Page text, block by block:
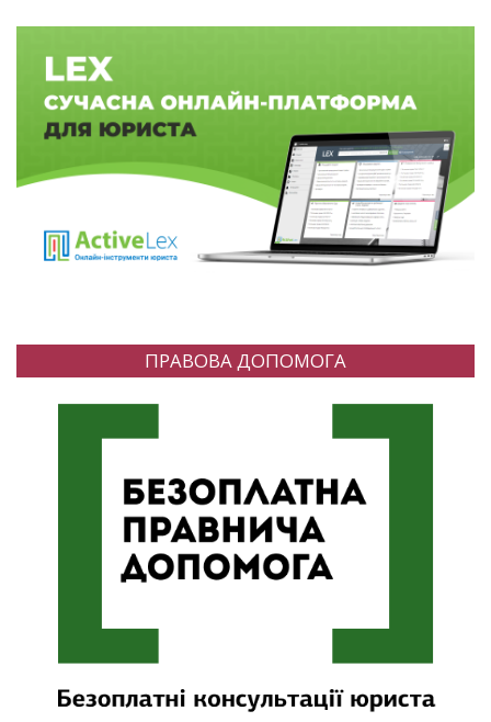
ПРАВОВА ДОПОМОГА